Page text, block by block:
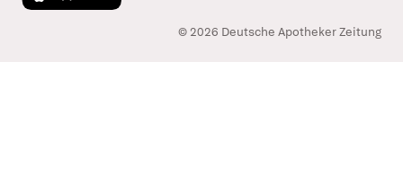
© 2026 Deutsche Apotheker Zeitung